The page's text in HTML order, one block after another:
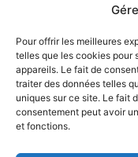
Pour offrir les meilleures
telles que les cookies pour
appareils. Le fait de
traiter des données telles
uniques sur ce site. Le fait
consentement peut avoir
et fonctions.